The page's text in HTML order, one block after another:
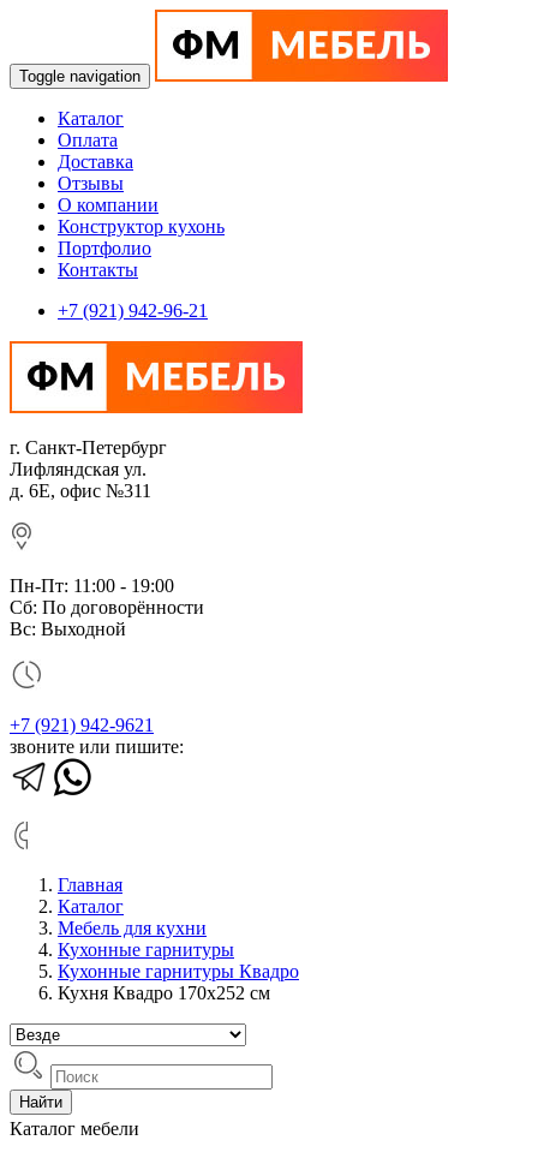
Toggle navigation
Каталог
Оплата
Доставка
Отзывы
О компании
Конструктор кухонь
Портфолио
Контакты
+7 (921) 942-96-21
г. Санкт-Петербург
Лифляндская ул.
д. 6Е, офис №311
Пн-Пт: 11:00 - 19:00
Сб: По договорённости
Вс: Выходной
+7 (921) 942-9621
звоните или пишите:
Главная
Каталог
Мебель для кухни
Кухонные гарнитуры
Кухонные гарнитуры Квадро
Кухня Квадро 170х252 см
Найти
Каталог мебели